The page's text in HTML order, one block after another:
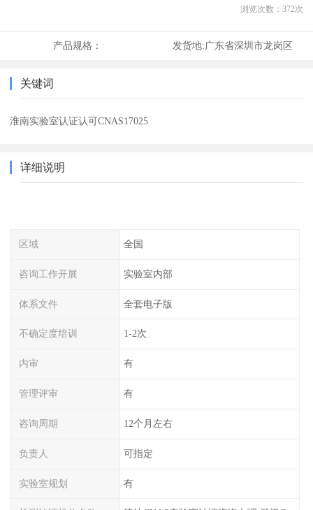
浏览次数： 372次
产品规格： 发货地:广东省深圳市龙岗区
关键词
淮南实验室认证认可CNAS17025
详细说明
区域 全国
咨询工作开展 实验室内部
体系文件 全套电子版
不确定度培训 1-2次
内审 有
管理评审 有
咨询周期 12个月左右
负责人 可指定
实验室规划 有